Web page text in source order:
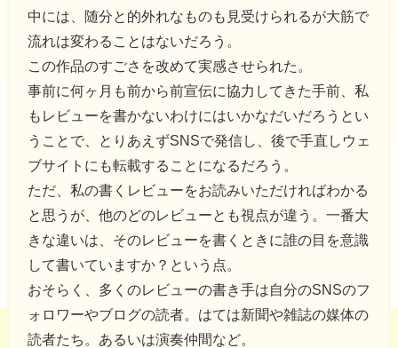
中には、随分と的外れなものも見受けられるが大筋で
流れは変わることはないだろう。
この作品のすごさを改めて実感させられた。
事前に何ヶ月も前から前宣伝に協力してきた手前、私
もレビューを書かないわけにはいかなだいだろうとい
うことで、とりあえずSNSで発信し、後で手直しウェ
ブサイトにも転載することになるだろう。
ただ、私の書くレビューをお読みいただければわかる
と思うが、他のどのレビューとも視点が違う。一番大
きな違いは、そのレビューを書くときに誰の目を意識
して書いていますか？という点。
おそらく、多くのレビューの書き手は自分のSNSのフ
ォロワーやブログの読者。はては新聞や雑誌の媒体の
読者たち。あるいは演奏仲間など。